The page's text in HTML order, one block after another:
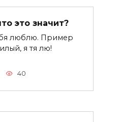
это значит?
люблю. Пример
я тя лю!
40